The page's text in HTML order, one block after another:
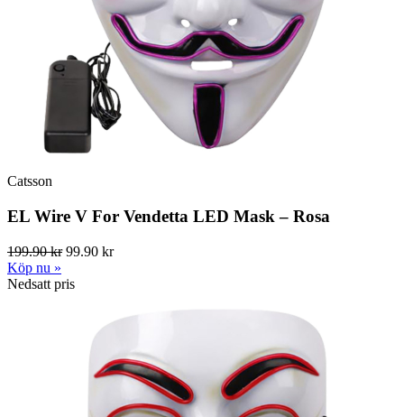
Catsson
EL Wire V For Vendetta LED Mask – Rosa
199.90 kr99.90 kr
Köp nu »
Nedsatt pris